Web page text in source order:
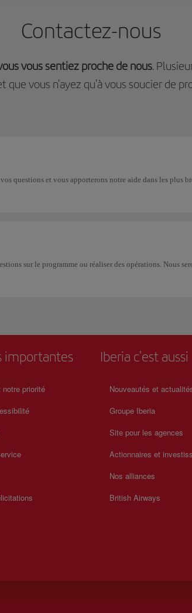
Contactez-nous
vous sentiez proche de nous.
que vous n'ayez qu'à vous soucier de
questions et vous apporterons notre aide dans les plus
sur le programme ou réaliser des opérations. Nous
importantes
priorité
Iberia c'est aussi
Nouveautés et
Groupe Iberia
Site pour les agences
Actionnaires et
Nos alliances
British Airways